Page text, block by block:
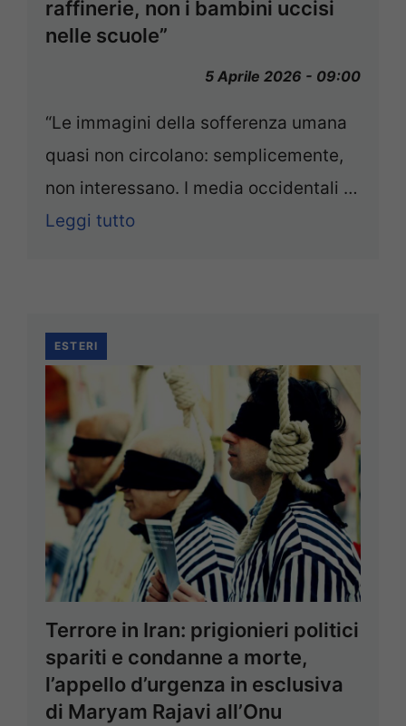
raffinerie, non i bambini uccisi
nelle scuole”
5 Aprile 2026 - 09:00
“Le immagini della sofferenza umana
quasi non circolano: semplicemente,
non interessano. I media occidentali …
Leggi tutto
ESTERI
Terrore in Iran: prigionieri politici
spariti e condanne a morte,
l’appello d’urgenza in esclusiva
di Maryam Rajavi all’Onu